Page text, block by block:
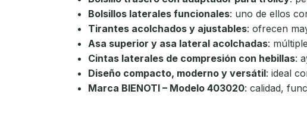
Bolsillos laterales funcionales: uno de ellos
Tirantes acolchados y ajustables: ofrecen
Asa superior y asa lateral acolchadas:
Cintas laterales de compresión con hebillas:
Diseño compacto, moderno y versátil: ideal
Marca BIENOTI – Modelo 403020: calidad,